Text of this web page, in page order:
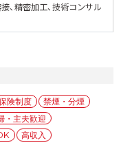
、精密加工、技術コンサル
険制度
禁煙・分煙
・主夫歓迎
高収入